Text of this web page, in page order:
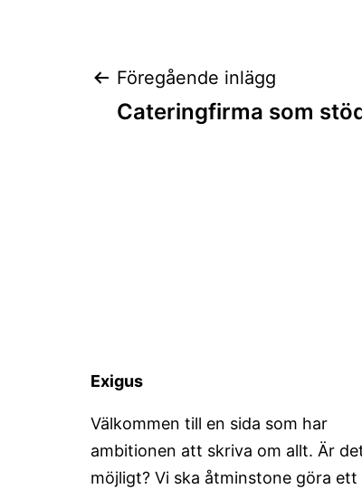
Föregående inlägg
Cateringfirma som
Exigus
Välkommen till en sida som har
ambitionen att skriva om allt. Är
möjligt? Vi ska åtminstone göra ett